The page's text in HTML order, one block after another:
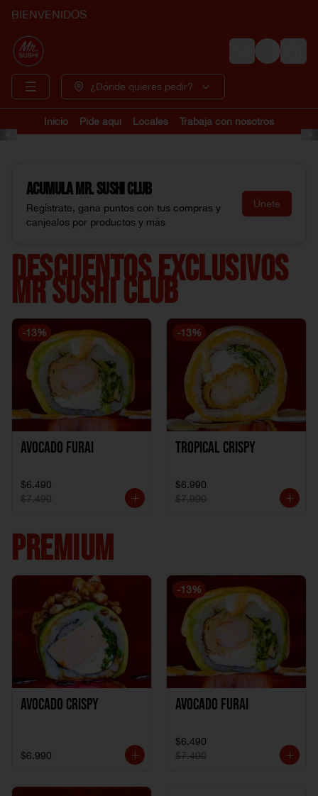
BIENVENIDOS
Login
¿Dónde quieres pedir?
Inicio Pide aquí Locales Trabaja con nosotros
AcumulaMr. Sushi Club
Regístrate, gana puntos con tus compras y
canjealos por productos y más
Únete
DESCUENTOS EXCLUSIVOS
MR SUSHI CLUB
-13%
Avocado Furai
$6.490
$7.490
-13%
Tropical crispy
$6.990
$7.990
PREMIUM
Avocado Crispy
$6.990
-13%
Avocado Furai
$6.490
$7.490